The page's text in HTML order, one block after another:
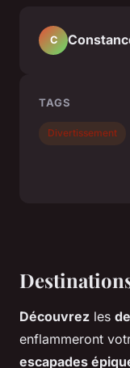
Découvrez les
enflammeront
escapades
C
TAGS
Divertissement